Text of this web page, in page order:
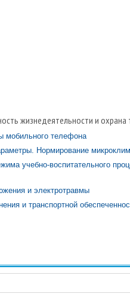
жизнедеятельности и охрана
мобильного телефона
Нормирование
учебно-воспитательного
и электротравмы
и транспортной